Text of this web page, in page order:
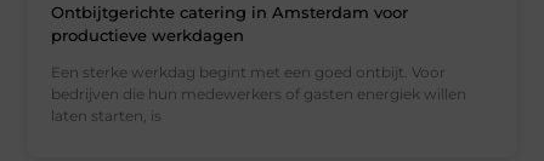
Ontbijtgerichte catering in Amsterdam voor
productieve werkdagen
Een sterke werkdag begint met een goed ontbijt. Voor
bedrijven die hun medewerkers of gasten energiek willen
laten starten, is